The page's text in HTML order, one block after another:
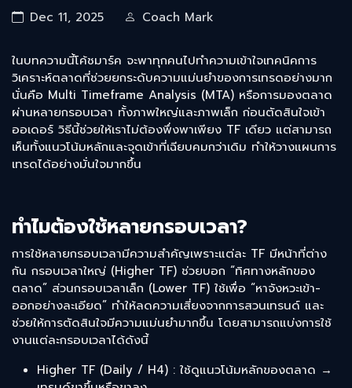
Dec 11, 2025 Coach Mark
ในบทความนี้โค้ชมาร์ค จะพาทุกคนไปทำความเข้าใจเทคนิคการ
วิเคราะห์ตลาดที่ช่วยยกระดับความแม่นยำของการเทรดอย่างมาก
นั่นคือ Multi Timeframe Analysis (MTA) หรือการมองตลาด
ผ่านหลายกรอบเวลา ทั้งภาพใหญ่และภาพเล็ก ก่อนตัดสินใจเข้า
ออเดอร์ วิธีนี้ช่วยให้เราไม่ต้องพึ่งพาเพียง TF เดียว แต่สามารถ
เห็นทั้งแนวโน้มหลักและจุดเข้าที่เฉียบคมกว่าเดิม ทำให้วางแผนการ
เทรดได้อย่างมั่นใจมากขึ้น
ทำไมต้องใช้หลายกรอบเวลา?
การใช้หลายกรอบเวลามีความสำคัญเพราะแต่ละ TF มีหน้าที่ต่าง
กัน กรอบเวลาใหญ่ (Higher TF) ช่วยบอก “ทิศทางหลักของ
ตลาด” ส่วนกรอบเวลาเล็ก (Lower TF) ใช้เพื่อ “หาจังหวะเข้า-
ออกอย่างละเอียด” ทำให้ลดความเสี่ยงจากการสวนเทรนด์ และ
ช่วยให้การตัดสินใจมีความแม่นยำมากขึ้น โดยสามารถแบ่งการใช้
งานแต่ละกรอบเวลาได้ดังนี้
Higher TF (Daily / H4) : ใช้ดูแนวโน้มหลักของตลาด →